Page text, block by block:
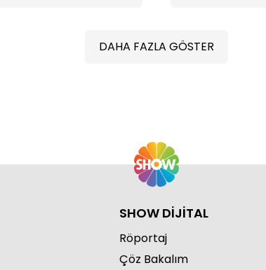
DAHA FAZLA GÖSTER
SHOW DİJİTAL
Röportaj
Çöz Bakalım